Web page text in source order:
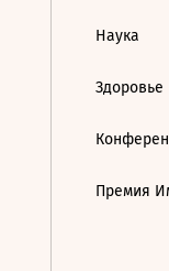
Наука
Здоровье
Премия